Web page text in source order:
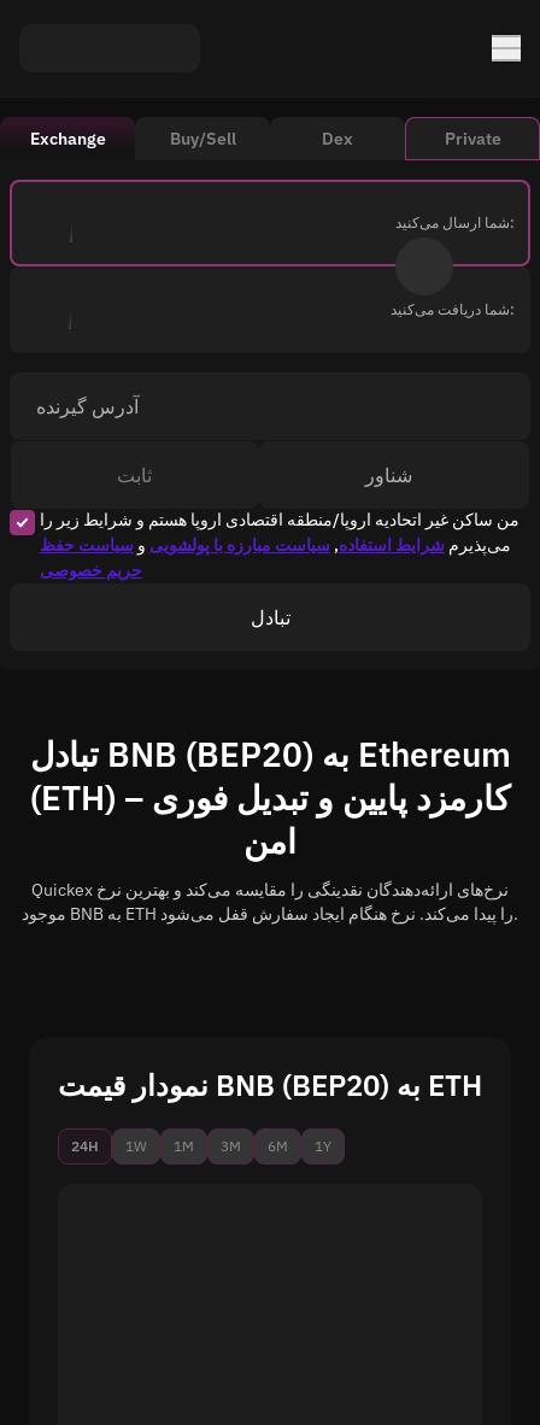
Exchange Buy/Sell Dex Private
شما ارسال می‌کنید:
شما دریافت می‌کنید:
آدرس گیرنده
من ساکن غیر اتحادیه اروپا/منطقه اقتصادی اروپا هستم و شرایط زیر را
می‌پذیرم شرایط استفاده, سیاست مبارزه با پولشویی و سیاست حفظ
حریم خصوصی
ثابت شناور
تبادل
تبادل BNB (BEP20) به Ethereum
(ETH) – کارمزد پایین و تبدیل فوری
امن
Quickex نرخ‌های ارائه‌دهندگان نقدینگی را مقایسه می‌کند و بهترین نرخ
موجود BNB به ETH را پیدا می‌کند. نرخ هنگام ایجاد سفارش قفل می‌شود.
نمودار قیمت BNB (BEP20) به ETH
24H 1W 1M 3M 6M 1Y